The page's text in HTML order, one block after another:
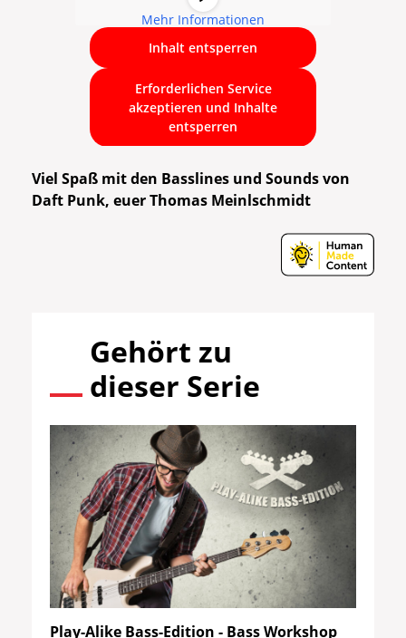
Mehr Informationen
Inhalt entsperren
Erforderlichen Service
akzeptieren und Inhalte
entsperren
Viel Spaß mit den Basslines und Sounds von
Daft Punk, euer Thomas Meinlschmidt
Gehört zu
dieser Serie
Play-Alike Bass-Edition - Bass Workshop